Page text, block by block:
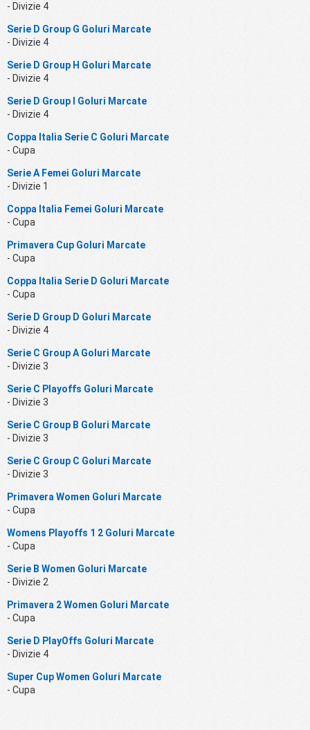
- Divizie 4
Serie D Group G Goluri Marcate
- Divizie 4
Serie D Group H Goluri Marcate
- Divizie 4
Serie D Group I Goluri Marcate
- Divizie 4
Coppa Italia Serie C Goluri Marcate
- Cupa
Serie A Femei Goluri Marcate
- Divizie 1
Coppa Italia Femei Goluri Marcate
- Cupa
Primavera Cup Goluri Marcate
- Cupa
Coppa Italia Serie D Goluri Marcate
- Cupa
Serie D Group D Goluri Marcate
- Divizie 4
Serie C Group A Goluri Marcate
- Divizie 3
Serie C Playoffs Goluri Marcate
- Divizie 3
Serie C Group B Goluri Marcate
- Divizie 3
Serie C Group C Goluri Marcate
- Divizie 3
Primavera Women Goluri Marcate
- Cupa
Womens Playoffs 1 2 Goluri Marcate
- Cupa
Serie B Women Goluri Marcate
- Divizie 2
Primavera 2 Women Goluri Marcate
- Cupa
Serie D PlayOffs Goluri Marcate
- Divizie 4
Super Cup Women Goluri Marcate
- Cupa